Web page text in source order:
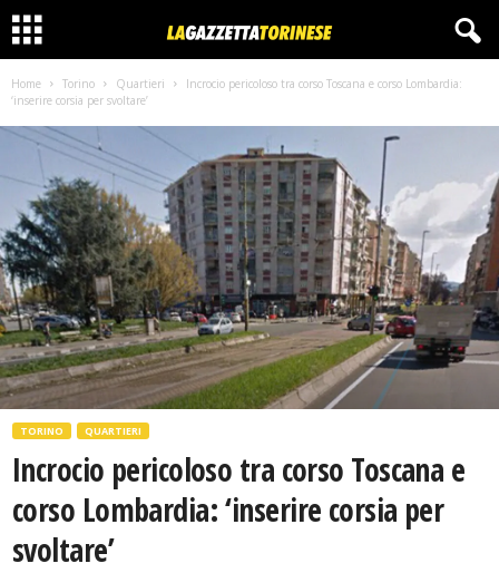
Home Torino Quartieri
Incrocio pericoloso tra corso Toscana e corso Lombardia:
‘inserire corsia per svoltare’
TORINO QUARTIERI
Incrocio pericoloso tra corso Toscana e
corso Lombardia: ‘inserire corsia per
svoltare’